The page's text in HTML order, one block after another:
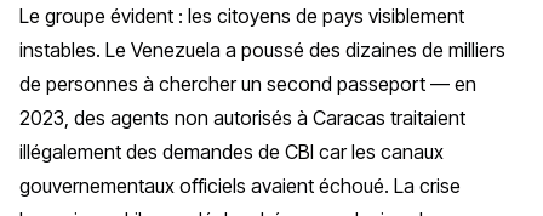
Le groupe évident : les citoyens de pays visiblement
instables. Le Venezuela a poussé des dizaines de milliers
de personnes à chercher un second passeport — en
2023, des agents non autorisés à Caracas traitaient
illégalement des demandes de CBI car les canaux
gouvernementaux officiels avaient échoué. La crise